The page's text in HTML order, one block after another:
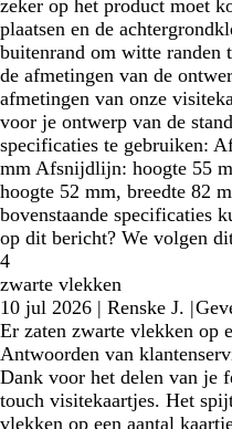
zeker op het product moet
plaatsen en de
buitenrand om witte randen
de afmetingen van de
afmetingen van onze
voor je ontwerp van de
specificaties te gebruiken:
mm Afsnijdlijn: hoogte 55
hoogte 52 mm, breedte 82
bovenstaande specificaties
op dit bericht? We volgen
4
zwarte vlekken
10 jul 2026 | Renske J. |
Er zaten zwarte vlekken op
Antwoorden van
Dank voor het delen van je
touch visitekaartjes. Het
vlekken op een aantal